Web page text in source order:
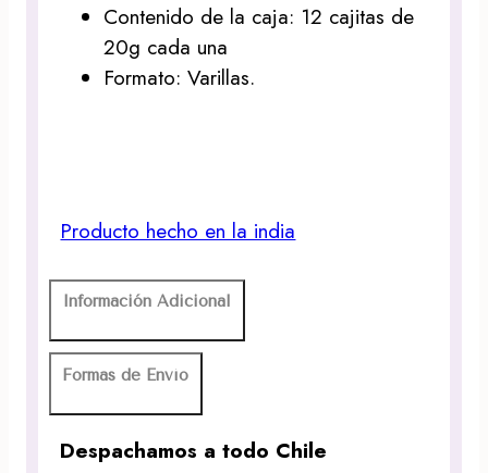
Contenido de la caja: 12 cajitas de
20g cada una
Formato: Varillas.
Producto hecho en la india
Información Adicional
Formas de Envío
Despachamos a todo Chile